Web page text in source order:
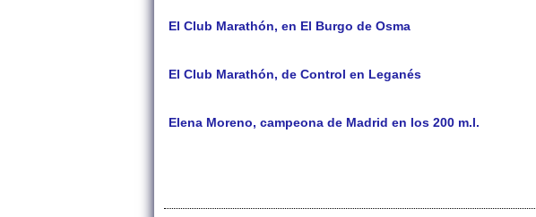
El Club Marathón, en El Burgo de Osma
El Club Marathón, de Control en Leganés
Elena Moreno, campeona de Madrid en los 200 m.l.